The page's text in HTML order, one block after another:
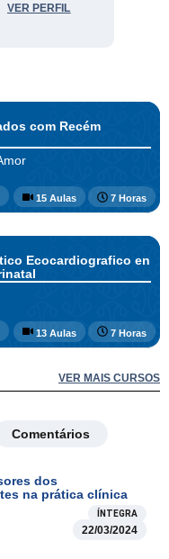
VER PERFIL
com Recém
15 Aulas 7 Horas
Ecocardiografico en
13 Aulas 7 Horas
VER MAIS CURSOS
Comentários
dos
na prática clínica
ÍNTEGRA
22/03/2024